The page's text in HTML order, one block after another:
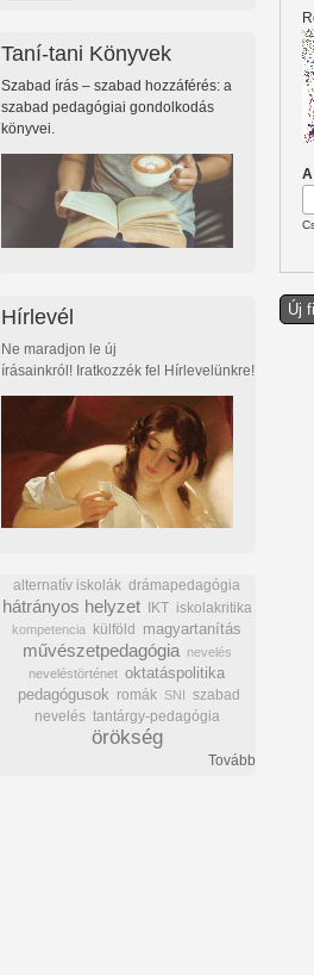
Taní-tani Könyvek
Szabad írás – szabad hozzáférés: a
szabad pedagógiai gondolkodás
könyvei.
Hírlevél
Ne maradjon le új
írásainkról! Iratkozzék fel Hírlevelünkre!
alternatív iskolák drámapedagógia
hátrányos helyzet IKT iskolakritika
kompetencia külföld magyartanítás
művészetpedagógia
nevelés
neveléstörténet oktatáspolitika
pedagógusok romák SNI szabad
nevelés tantárgy-pedagógia
örökség
Tovább